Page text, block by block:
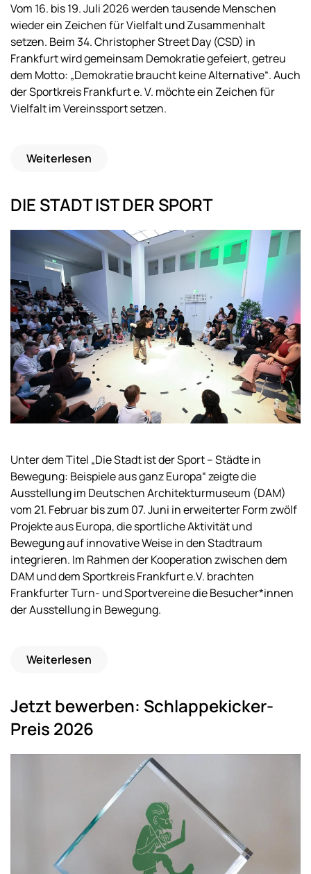
Vom 16. bis 19. Juli 2026 werden tausende Menschen
wieder ein Zeichen für Vielfalt und Zusammenhalt
setzen. Beim 34. Christopher Street Day (CSD) in
Frankfurt wird gemeinsam Demokratie gefeiert, getreu
dem Motto: „Demokratie braucht keine Alternative“. Auch
der Sportkreis Frankfurt e. V. möchte ein Zeichen für
Vielfalt im Vereinssport setzen.
Weiterlesen
DIE STADT IST DER SPORT
Unter dem Titel „Die Stadt ist der Sport – Städte in
Bewegung: Beispiele aus ganz Europa“ zeigte die
Ausstellung im Deutschen Architekturmuseum (DAM)
vom 21. Februar bis zum 07. Juni in erweiterter Form zwölf
Projekte aus Europa, die sportliche Aktivität und
Bewegung auf innovative Weise in den Stadtraum
integrieren. Im Rahmen der Kooperation zwischen dem
DAM und dem Sportkreis Frankfurt e.V. brachten
Frankfurter Turn- und Sportvereine die Besucher*innen
der Ausstellung in Bewegung.
Weiterlesen
Jetzt bewerben: Schlappekicker-
Preis 2026